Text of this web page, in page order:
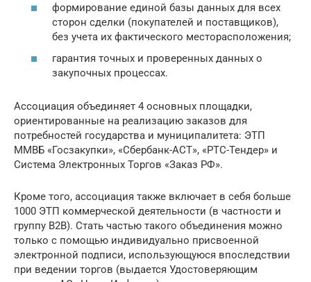
формирование единой базы данных для всех
сторон сделки (покупателей и поставщиков),
без учета их фактического месторасположения;
гарантия точных и проверенных данных о
закупочных процессах.
Ассоциация объединяет 4 основных площадки,
ориентированные на реализацию заказов для
потребностей государства и муниципалитета: ЭТП
ММВБ «Госзакупки», «Сбербанк-АСТ», «РТС-Тендер» и
Система Электронных Торгов «Заказ РФ».
Кроме того, ассоциация также включает в себя больше
1000 ЭТП коммерческой деятельности (в частности и
группу B2B). Стать частью такого объединения можно
только с помощью индивидуально присвоенной
электронной подписи, использующуюся впоследствии
при ведении торгов (выдается Удостоверяющим